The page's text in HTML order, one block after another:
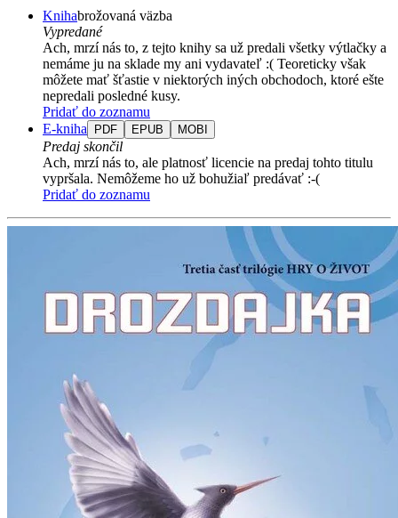
Knihabrožovaná väzba
Vypredané
Ach, mrzí nás to, z tejto knihy sa už predali všetky výtlačky a
nemáme ju na sklade my ani vydavateľ :( Teoreticky však
môžete mať šťastie v niektorých iných obchodoch, ktoré ešte
nepredali posledné kusy.
Pridať do zoznamu
E-kniha
PDF EPUB MOBI
Predaj skončil
Ach, mrzí nás to, ale platnosť licencie na predaj tohto titulu
vypršala. Nemôžeme ho už bohužiaľ predávať :-(
Pridať do zoznamu